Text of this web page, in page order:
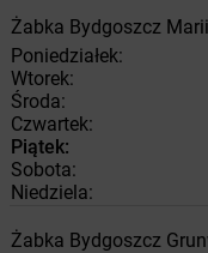
Żabka Bydgoszcz
Poniedziałek:
Wtorek:
Środa:
Czwartek:
Piątek:
Sobota:
Niedziela:
Żabka Bydgoszcz